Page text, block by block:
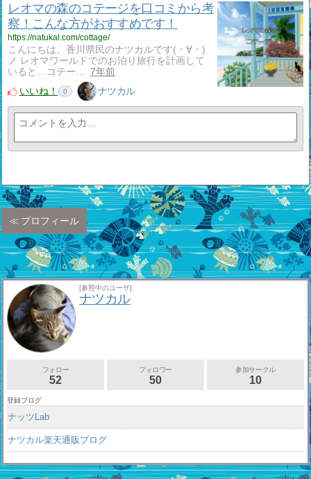
レオマの森のコテージを口コミから考
察！こんな方がおすすめです！
https://natukal.com/cottage/
こんにちは、香川県民のナツカルです(・∀・)
ノ レオマワールドでのお泊り旅行を計画して
いると…コテー…
7年前
いいね！
0 ナツカル
プロフィール
[参照中のユーザ]
ナツカル
フォロー
52
フォロワー
50
参加サークル
10
登録ブログ
ナッツLab
ナツカル楽天通販ブログ